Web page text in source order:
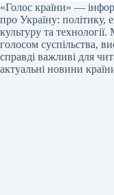
«Голос країни» —
про Україну: політику,
культуру та
голосом суспільства,
справді важливі для
актуальні новини